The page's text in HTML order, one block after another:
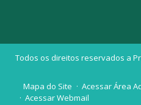
Todos os direitos reservados a
Mapa do Site
Acessar Área
Acessar Webmail